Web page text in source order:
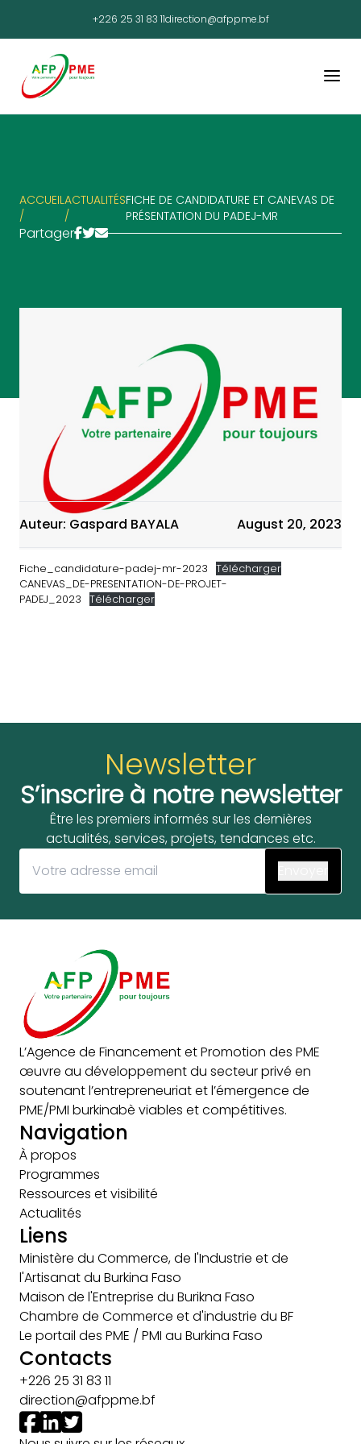
+226 25 31 83 11direction@afppme.bf
ACCUEIL
/
ACTUALITÉS
/
FICHE DE CANDIDATURE ET CANEVAS DE
PRÉSENTATION DU PADEJ-MR
Partager
Auteur: Gaspard BAYALA August 20, 2023
Fiche_candidature-padej-mr-2023
Télécharger
CANEVAS_DE-PRESENTATION-DE-PROJET-
PADEJ_2023
Télécharger
Newsletter
S’inscrire à notre newsletter
Être les premiers informés sur les dernières
actualités, services, projets, tendances etc.
L’Agence de Financement et Promotion des PME
œuvre au développement du secteur privé en
soutenant l’entrepreneuriat et l’émergence de
PME/PMI burkinabè viables et compétitives.
Navigation
À propos
Programmes
Ressources et visibilité
Actualités
Liens
Ministère du Commerce, de l'Industrie et de
l'Artisanat du Burkina Faso
Maison de l'Entreprise du Burikna Faso
Chambre de Commerce et d'industrie du BF
Le portail des PME / PMI au Burkina Faso
Contacts
+226 25 31 83 11
direction@afppme.bf